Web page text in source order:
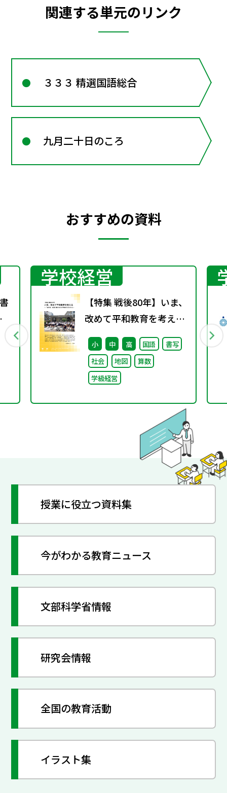
関連する単元のリンク
３３３ 精選国語総合
九月二十日のころ
おすすめの資料
学校経営
【特集 戦後80年】いま、
改めて平和教育を考え
る〜「あの日」を語り継
ぐ本川小学校の子どもた
ち〜
小 中 高 国語
書写
社会
地図
算数
学級経営
授業に役立つ資料集
今がわかる教育ニュース
文部科学省情報
研究会情報
全国の教育活動
イラスト集